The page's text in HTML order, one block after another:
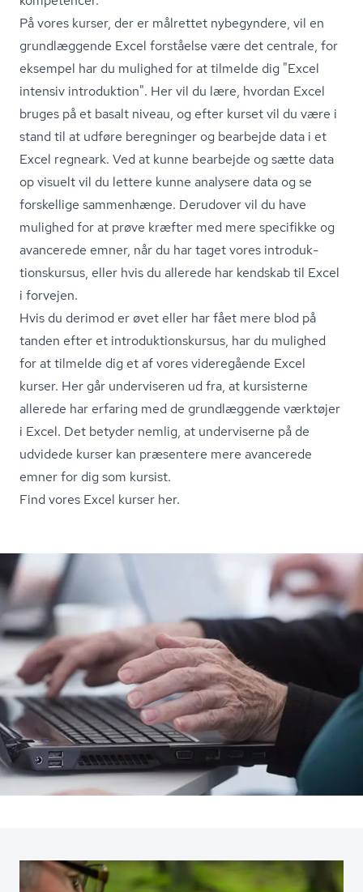
På vores kurser, der er målrettet nybegyndere, vil en
grundlæggende Excel forståelse være det centrale, for
eksempel har du mulighed for at tilmelde dig "Excel
intensiv introduktion". Her vil du lære, hvordan Excel
bruges på et basalt niveau, og efter kurset vil du være i
stand til at udføre beregninger og bearbejde data i et
Excel regneark. Ved at kunne bearbejde og sætte data
op visuelt vil du lettere kunne analysere data og se
forskellige sammenhænge. Derudover vil du have
mulighed for at prøve kræfter med mere specifikke og
avancerede emner, når du har taget vores in­tro­duk­
tions­kur­sus, eller hvis du allerede har kendskab til Excel
i forvejen.
Hvis du derimod er øvet eller har fået mere blod på
tanden efter et in­tro­duk­tions­kur­sus, har du mulighed
for at tilmelde dig et af vores videregående Excel
kurser. Her går underviseren ud fra, at kursisterne
allerede har erfaring med de grundlæggende værktøjer
i Excel. Det betyder nemlig, at underviserne på de
udvidede kurser kan præsentere mere avancerede
emner for dig som kursist.
Find vores Excel kurser her.